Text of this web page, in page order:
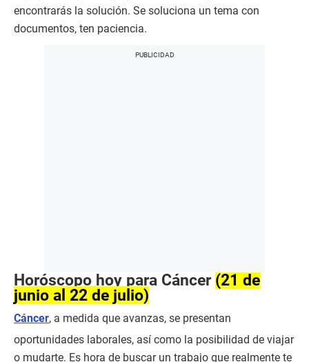
encontrarás la solución. Se soluciona un tema con
documentos, ten paciencia.
Horóscopo hoy para Cáncer (21 de
junio al 22 de julio)
Cáncer, a medida que avanzas, se presentan
oportunidades laborales, así como la posibilidad de viajar
o mudarte. Es hora de buscar un trabajo que realmente te